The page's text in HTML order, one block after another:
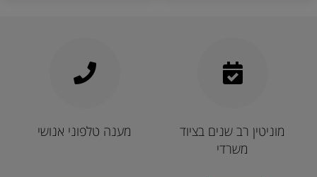
מענה טלפוני אנושי
מוניטין רב שנים בציוד
משרדי